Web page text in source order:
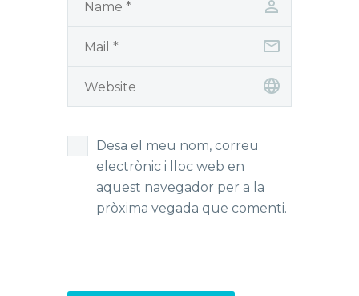
Desa el meu nom, correu
electrònic i lloc web en
aquest navegador per a la
pròxima vegada que comenti.